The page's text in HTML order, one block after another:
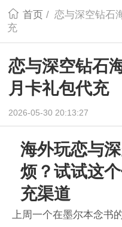
首页 / 恋与深空钻石
充
恋与深空钻石
月卡礼包代充
2026-05-30 20:13:27
海外玩恋与
烦？试试这
充渠道
上周一个在墨尔本念书